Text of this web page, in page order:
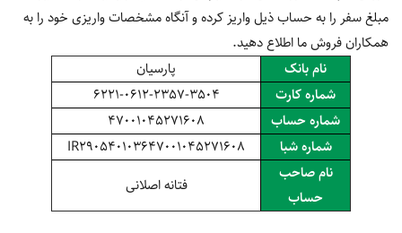
مبلغ سفر را به حساب ذیل واریز کرده و آنگاه مشخصات واریزی خود را به
همکاران فروش ما اطلاع دهید.
نام بانک
پارسیان
شماره کارت
6221-0612-2357-3504
شماره حساب
47001045271608
شماره شبا
IR290540103647001045271608
نام صاحب
حساب
فتانه اصلانی